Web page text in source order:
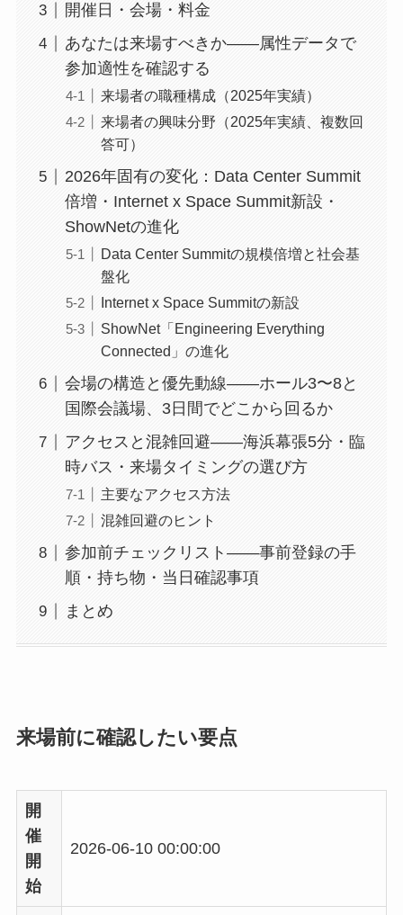
開催日・会場・料金
あなたは来場すべきか——属性データで
参加適性を確認する
来場者の職種構成（2025年実績）
来場者の興味分野（2025年実績、複数回
答可）
2026年固有の変化：Data Center Summit
倍増・Internet x Space Summit新設・
ShowNetの進化
Data Center Summitの規模倍増と社会基
盤化
Internet x Space Summitの新設
ShowNet「Engineering Everything
Connected」の進化
会場の構造と優先動線——ホール3〜8と
国際会議場、3日間でどこから回るか
アクセスと混雑回避——海浜幕張5分・臨
時バス・来場タイミングの選び方
主要なアクセス方法
混雑回避のヒント
参加前チェックリスト——事前登録の手
順・持ち物・当日確認事項
まとめ
来場前に確認したい要点
開
催
開
始
2026-06-10 00:00:00